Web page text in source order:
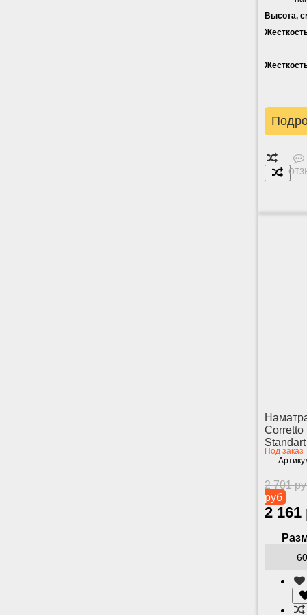
Высота,
Corretto
Под заказ
2 701
руб
2 161